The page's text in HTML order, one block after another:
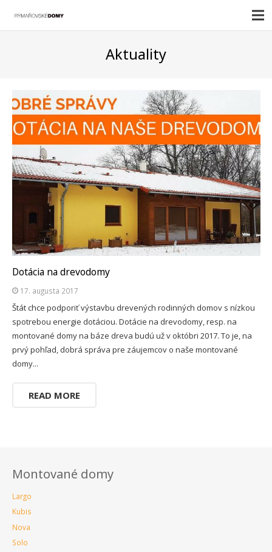
Aktuality
Dotácia na drevodomy
17. augusta 2017
Štát chce podporiť výstavbu drevených rodinných domov s nízkou
spotrebou energie dotáciou. Dotácie na drevodomy, resp. na
montované domy na báze dreva budú už v októbri 2017. To je, na
prvý pohľad, dobrá správa pre záujemcov o naše montované
domy...
READ MORE
Montované domy
Largo
Kubis
Nova
Solo